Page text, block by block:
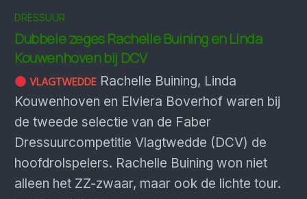
DRESSUUR
Dubbele zeges Rachelle Buining en Linda
Kouwenhoven bij DCV
VLAGTWEDDE Rachelle Buining, Linda
Kouwenhoven en Elviera Boverhof waren bij
de tweede selectie van de Faber
Dressuurcompetitie Vlagtwedde (DCV) de
hoofdrolspelers. Rachelle Buining won niet
alleen het ZZ-zwaar, maar ook de lichte tour.